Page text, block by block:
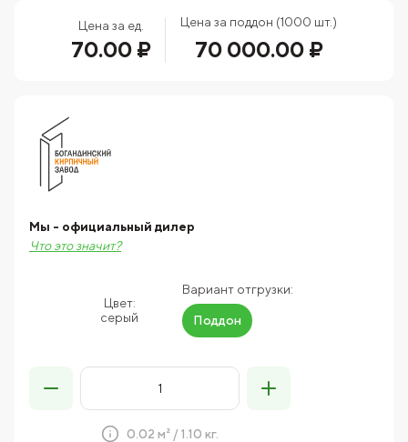
Цена за ед.
70.00 ₽
Цена за поддон (1000 шт.)
70 000.00 ₽
Цвет:
серый
Вариант отгрузки:
Поддон
Мы - официальный дилер
Что это значит?
0.02 м² / 1.10 кг.